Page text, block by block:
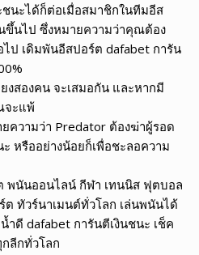
ะได้ก็ต่อเมื่อสมาชิกในทีมอีส
นไป ซึ่งหมายความว่าคุณต้อง
ป เดิมพันอีสปอร์ต dafabet การัน
สองคน จะเสมอกัน และหากมี
จะแพ้
ความว่า Predator ต้องฆ่าผู้รอด
หรืออย่างน้อยก็เพื่อชะลอความ
พนันออนไลน์ กีฬา เทนนิส ฟุตบอล
ทัวร์นาเมนต์ทั่วโลก เล่นพนันได้
ดี dafabet การันตีเงินชนะ เช็ค
ลีกทั่วโลก